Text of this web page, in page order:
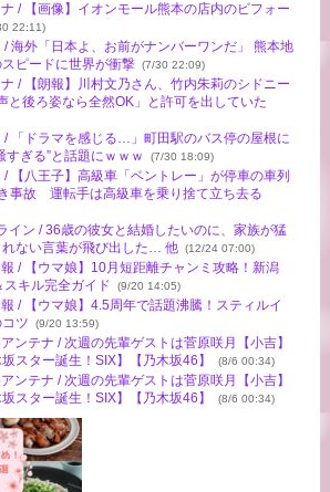
/ 【画像】イオンモール熊本の店内のビフォー
22:11)
/ 海外「日本よ、お前がナンバーワンだ」 熊本地
ピードに世界が衝撃 (7/30 22:09)
/ 【朗報】川村文乃さん、竹内朱莉のシドニー
と後ろ姿なら全然OK」と許可を出していた
/ 「ドラマを感じる…」町田駅のバス停の屋根に
すぎる”と話題にｗｗｗ
(7/30 18:09)
【八王子】高級車「ベントレー」が停車の車列
事故 運転手は高級車を乗り捨て立ち去る
イン / 36歳の彼女と結婚したいのに、家族が猛
ない言葉が飛び出した… 他 (12/24 07:00)
/ 【ウマ娘】10月短距離チャンミ攻略！新潟
キル完全ガイド
(9/20 14:05)
/ 【ウマ娘】4.5周年で話題沸騰！スティルイ
ツ
(9/20 13:59)
ンテナ / 次週の先輩ゲストは菅原咲月【小吉】
スター誕生！SIX】【乃木坂46】
(8/6 00:34)
ンテナ / 次週の先輩ゲストは菅原咲月【小吉】
スター誕生！SIX】【乃木坂46】
(8/6 00:34)